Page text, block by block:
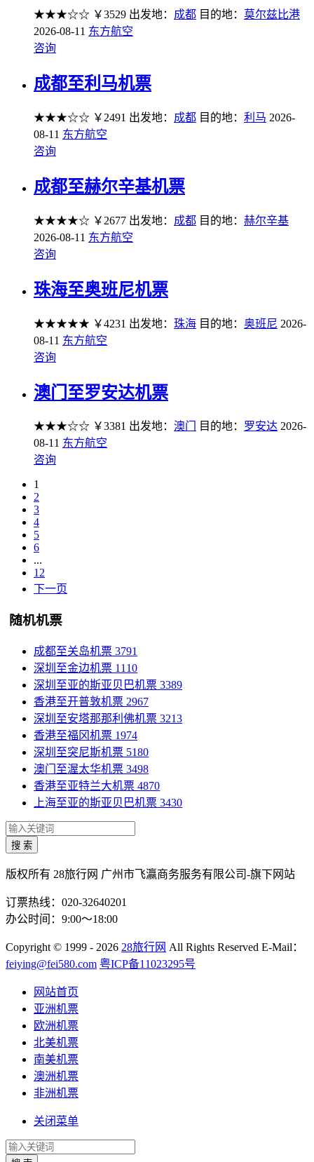
★★★☆☆ ￥3529 出发地： 成都 目的地： 莫尔兹比港
2026-08-11 东方航空
咨询
成都至利马机票
★★★☆☆ ￥2491 出发地： 成都 目的地： 利马 2026-
08-11 东方航空
咨询
成都至赫尔辛基机票
★★★★☆ ￥2677 出发地： 成都 目的地： 赫尔辛基
2026-08-11 东方航空
咨询
珠海至奥班尼机票
★★★★★ ￥4231 出发地： 珠海 目的地： 奥班尼 2026-
08-11 东方航空
咨询
澳门至罗安达机票
★★★☆☆ ￥3381 出发地： 澳门 目的地： 罗安达 2026-
08-11 东方航空
咨询
1
2
3
4
5
6
...
12
下一页
随机机票
成都至关岛机票 3791
深圳至金边机票 1110
深圳至亚的斯亚贝巴机票 3389
香港至开普敦机票 2967
深圳至安塔那那利佛机票 3213
香港至福冈机票 1974
深圳至突尼斯机票 5180
澳门至渥太华机票 3498
香港至亚特兰大机票 4870
上海至亚的斯亚贝巴机票 3430
搜 索
版权所有 28旅行网 广州市飞瀛商务服务有限公司-旗下网站
订票热线：020-32640201
办公时间：9:00～18:00
Copyright © 1999 - 2026 28旅行网 All Rights Reserved E-Mail：
feiying@fei580.com 粤ICP备11023295号
网站首页
亚洲机票
欧洲机票
北美机票
南美机票
澳洲机票
非洲机票
关闭菜单